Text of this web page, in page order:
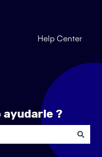
submenú de
Help Center
ayudarle ?
campo de búsqueda